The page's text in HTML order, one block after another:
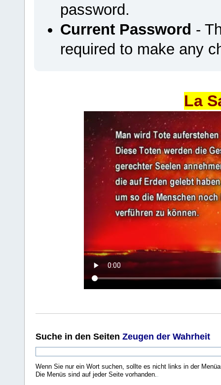
password.
Current Password -
required to make any
La
Suche in den Seiten Zeugen der Wahrheit
Wenn Sie nur ein Wort suchen, sollte es nicht links in der
Die Menüs sind auf jeder Seite vorhanden.